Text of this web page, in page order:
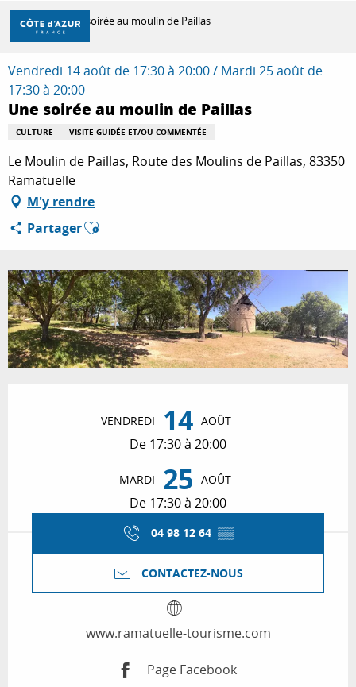
Aller
contenu
principal
DÉCOUVRIR
À FAIRE
SÉJOURNER
Accueil Une soirée au moulin de Paillas
Vendredi 14 août de 17:30 à 20:00 / Mardi 25 août de
17:30 à 20:00
Une soirée au moulin de Paillas
CULTURE VISITE GUIDÉE ET/OU COMMENTÉE
Le Moulin de Paillas, Route des Moulins de Paillas, 83350
Ramatuelle
M'y rendre
PartagerAjouter aux favoris
VENDREDI 14 AOÛT
De 17:30 à 20:00
MARDI 25 AOÛT
De 17:30 à 20:00
04 98 12 64 ▒▒
CONTACTEZ-NOUS
www.ramatuelle-tourisme.com
Page Facebook